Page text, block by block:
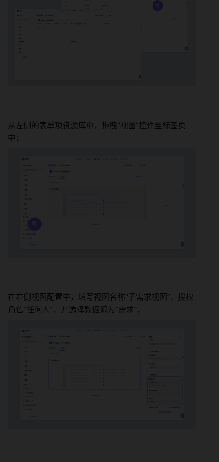
从左侧的表单项资源库中，拖拽“视图”控件至标签页
中；
在右侧视图配置中，填写视图名称“子需求视图”、授权
角色“任何人”，并选择数据源为“需求”；